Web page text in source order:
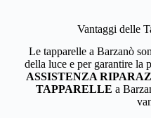
Vantaggi delle
Le tapparelle a Barzanò
della luce e per garantire la
ASSISTENZA
TAPPARELLE a